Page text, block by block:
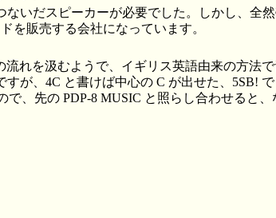
いだスピーカーが必要でした。しかし、全
を販売する会社になっています。
流れを汲むようで、イギリス英語由来の方法
が、4C と書けば中心の C が出せた、5SB!
で、先の PDP-8 MUSIC と照らし合わせると